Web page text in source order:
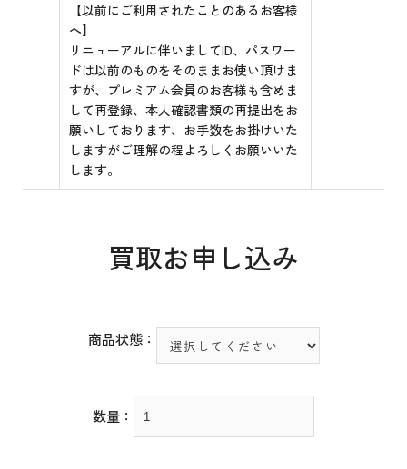
【以前にご利用されたことのあるお客様
へ】
リニューアルに伴いましてID、パスワー
ドは以前のものをそのままお使い頂けま
すが、プレミアム会員のお客様も含めま
して再登録、本人確認書類の再提出をお
願いしております、お手数をお掛けいた
しますがご理解の程よろしくお願いいた
します。
買取お申し込み
商品状態：
数量：